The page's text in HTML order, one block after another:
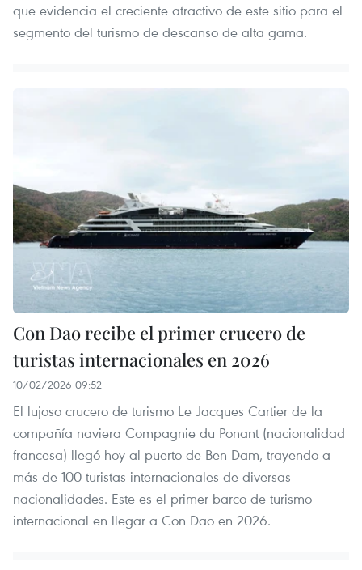
que evidencia el creciente atractivo de este sitio para el
segmento del turismo de descanso de alta gama.
Con Dao recibe el primer crucero de
turistas internacionales en 2026
10/02/2026 09:52
El lujoso crucero de turismo Le Jacques Cartier de la
compañía naviera Compagnie du Ponant (nacionalidad
francesa) llegó hoy al puerto de Ben Dam, trayendo a
más de 100 turistas internacionales de diversas
nacionalidades. Este es el primer barco de turismo
internacional en llegar a Con Dao en 2026.